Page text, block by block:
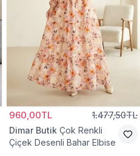
960,00TL 1.477,50TL
Dimar Butik Çok Renkli
Çiçek Desenli Bahar Elbise